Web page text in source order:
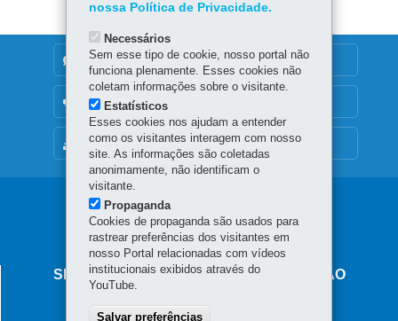
MAPA DO SITE
DENUNCIE CORRUPÇÃO
OUVIDORIA
SECRETARIA DE ESTADO DA EDUCAÇÃO
80610-011-Curitiba
nossa Política de Privacidade.
Necessários
Sem esse tipo de cookie, nosso portal não
funciona plenamente. Esses cookies não
coletam informações sobre o visitante.
Estatísticos
Esses cookies nos ajudam a entender
como os visitantes interagem com nosso
site. As informações são coletadas
anonimamente, não identificam o
visitante.
Propaganda
Cookies de propaganda são usados para
rastrear preferências dos visitantes em
nosso Portal relacionadas com vídeos
institucionais exibidos através do
YouTube.
Salvar preferências